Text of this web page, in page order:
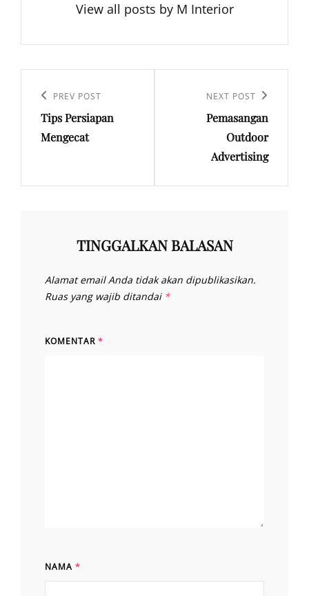
View all posts by M Interior
posPrevious
Post
PREV POST
Tips Persiapan
Mengecat
NEXT POST
Pemasangan
Outdoor
Advertising
TINGGALKAN BALASAN
Alamat email Anda tidak akan dipublikasikan.
Ruas yang wajib ditandai *
KOMENTAR *
NAMA *